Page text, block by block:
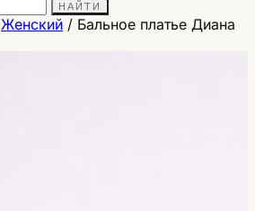
НАЙТИ
Женский / Бальное платье Диана